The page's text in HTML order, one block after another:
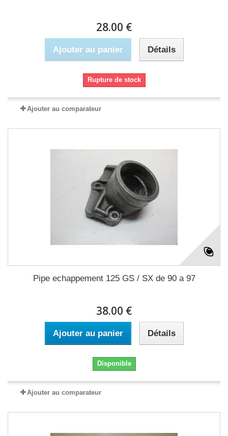
28.00 €
Ajouter au panier Détails
Rupture de stock
Ajouter au comparateur
Pipe echappement 125 GS / SX de 90 a 97
38.00 €
Ajouter au panier Détails
Disponible
Ajouter au comparateur